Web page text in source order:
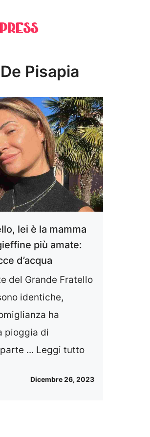
Pisapia
lei è la mamma
più amate:
d’acqua
del Grande Fratello
identiche,
ha
pioggia di
... Leggi tutto
Dicembre 26, 2023